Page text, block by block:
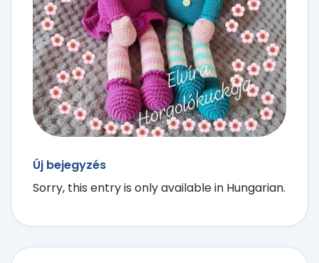
Új bejegyzés
Sorry, this entry is only available in Hungarian.